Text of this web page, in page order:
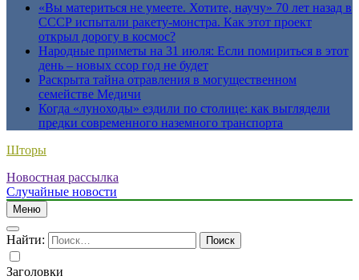
«Вы материться не умеете. Хотите, научу» 70 лет назад в
СССР испытали ракету-монстра. Как этот проект
открыл дорогу в космос?
Народные приметы на 31 июля: Если помириться в этот
день – новых ссор год не будет
Раскрыта тайна отравления в могущественном
семействе Медичи
Когда «луноходы» ездили по столице: как выглядели
предки современного наземного транспорта
Шторы
Новостная рассылка
Случайные новости
Меню
Найти:
Заголовки